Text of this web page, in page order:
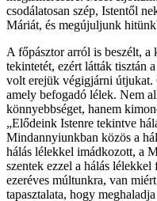
csodálatosan szép, Istentől
Máriát, és megújuljunk
A főpásztor arról is beszélt, a
tekintetét, ezért látták tisztán
volt erejük végigjárni útjukat.
amely befogadó lélek. Nem
könnyebbséget, hanem
„Elődeink Istenre tekintve
Mindannyiunkban közös a
hálás lélekkel imádkozott, a
szentek ezzel a hálás
ezeréves múltunkra, van
tapasztalata, hogy